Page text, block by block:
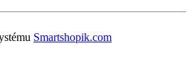
Smartshopik.com